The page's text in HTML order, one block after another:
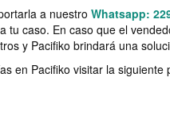
a nuestro Whatsapp:
tu caso. En caso que el
y Pacifiko brindará una
en Pacifiko visitar la siguiente